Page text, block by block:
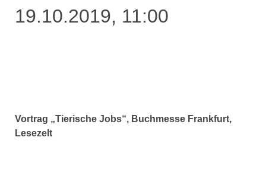
19.10.2019, 11:00
Vortrag „Tierische Jobs“, Buchmesse Frankfurt,
Lesezelt